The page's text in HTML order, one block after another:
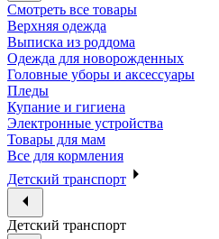
Смотреть все товары
Верхняя одежда
Выписка из роддома
Одежда для новорожденных
Головные уборы и аксессуары
Пледы
Купание и гигиена
Электронные устройства
Товары для мам
Все для кормления
Детский транспорт
Детский транспорт